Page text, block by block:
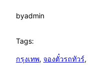
byadmin
Tags:
กรุงเทพ, จองตั๋วรถทัวร์,